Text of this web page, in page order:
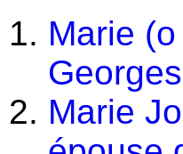
Marie
Marie